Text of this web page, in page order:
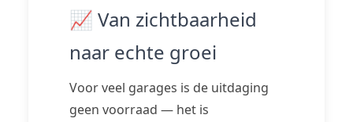
📈 Van zichtbaarheid
naar echte groei
Voor veel garages is de uitdaging
geen voorraad — het is